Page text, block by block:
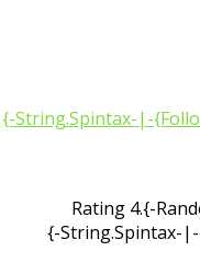
புத்தகங்கள்
என்னைப்பற்றி
இ புக்ஸ்
செய்திகள்
{-String.Spintax-|-
Rating 4.{-
{-String.Spintax-